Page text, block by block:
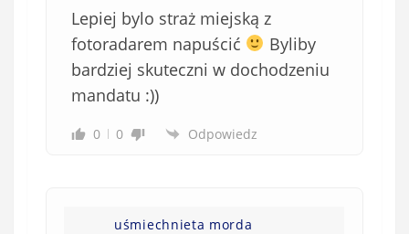
Lepiej bylo straż miejską z
fotoradarem napuścić
Byliby
bardziej skuteczni w dochodzeniu
mandatu :))
0 0 Odpowiedz
uśmiechnieta morda